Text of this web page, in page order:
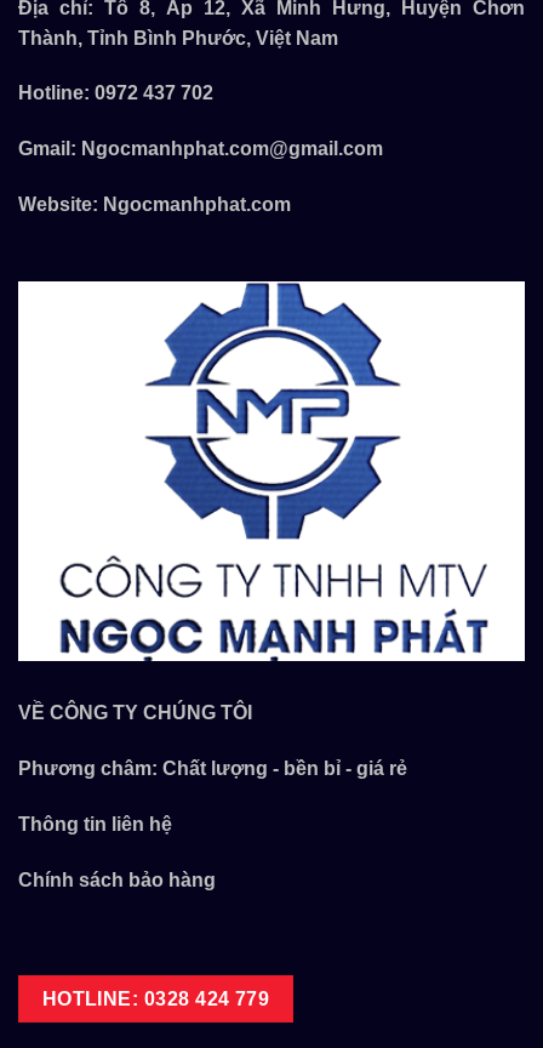
Địa chỉ: Tổ 8, Ấp 12, Xã Minh Hưng, Huyện Chơn
Thành, Tỉnh Bình Phước, Việt Nam
Hotline: 0972 437 702
Gmail: Ngocmanhphat.com@gmail.com
Website: Ngocmanhphat.com
VỀ CÔNG TY CHÚNG TÔI
Phương châm: Chất lượng - bền bỉ - giá rẻ
Thông tin liên hệ
Chính sách bảo hàng
HOTLINE: 0328 424 779